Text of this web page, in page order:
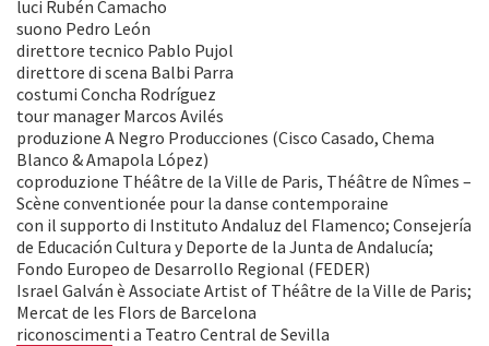
luci Rubén Camacho
suono Pedro León
direttore tecnico Pablo Pujol
direttore di scena Balbi Parra
costumi Concha Rodríguez
tour manager Marcos Avilés
produzione A Negro Producciones (Cisco Casado, Chema
Blanco & Amapola López)
coproduzione Théâtre de la Ville de Paris, Théâtre de Nîmes –
Scène conventionée pour la danse contemporaine
con il supporto di Instituto Andaluz del Flamenco; Consejería
de Educación Cultura y Deporte de la Junta de Andalucía;
Fondo Europeo de Desarrollo Regional (FEDER)
Israel Galván è Associate Artist of Théâtre de la Ville de Paris;
Mercat de les Flors de Barcelona
riconoscimenti a Teatro Central de Sevilla